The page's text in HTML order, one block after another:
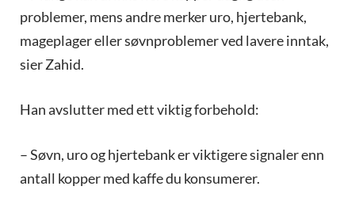
problemer, mens andre merker uro, hjertebank,
mageplager eller søvnproblemer ved lavere inntak,
sier Zahid.
Han avslutter med ett viktig forbehold:
– Søvn, uro og hjertebank er viktigere signaler enn
antall kopper med kaffe du konsumerer.